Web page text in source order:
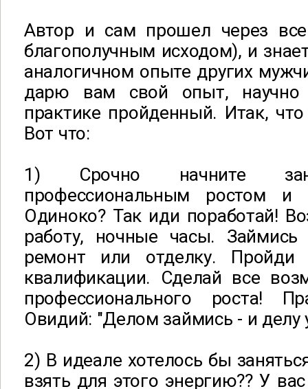
Автор и сам прошел через
благополучным исходом), и
аналогичном опыте других
дарю вам свой опыт, научно
практике пройденный. Итак, что
Вот что:
1) Срочно начните
профессиональным ростом и
Одиноко? Так иди поработай!
работу, ночные часы.
ремонт или отделку.
квалификации. Сделай все
профессионального роста!
Овидий: "Делом займись - и делу
2) В идеале хотелось бы
взять для этого энергию?? У